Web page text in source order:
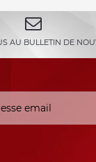
AU BULLETIN DE